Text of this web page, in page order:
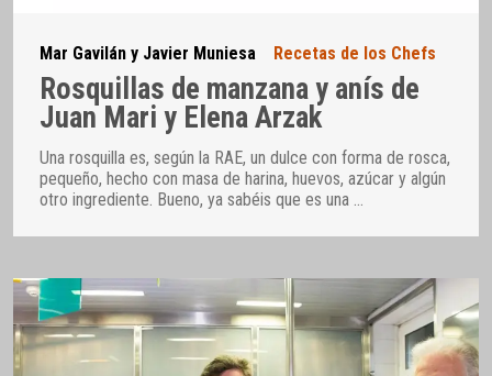
Mar Gavilán y Javier Muniesa Recetas de los Chefs
Rosquillas de manzana y anís de
Juan Mari y Elena Arzak
Una rosquilla es, según la RAE, un dulce con forma de rosca,
pequeño, hecho con masa de harina, huevos, azúcar y algún
otro ingrediente. Bueno, ya sabéis que es una …